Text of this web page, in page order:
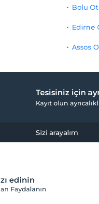
Bolu
Edirne
Assos
Tesisiniz için
Kayıt olun
Sizi arayalım
edinin
Faydalanın